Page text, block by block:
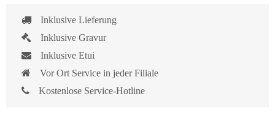
Inklusive Lieferung
Inklusive Gravur
Inklusive Etui
Vor Ort Service in jeder Filiale
Kostenlose Service-Hotline